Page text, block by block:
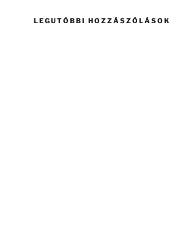
LEGUTÓBBI HOZZÁSZÓLÁSOK